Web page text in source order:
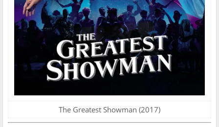
The Greatest Showman (2017)